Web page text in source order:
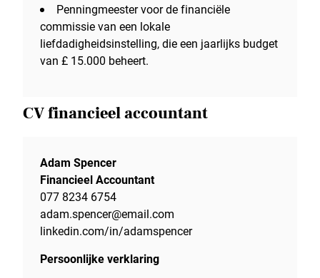
Penningmeester voor de financiële
commissie van een lokale
liefdadigheidsinstelling, die een jaarlijks budget
van £ 15.000 beheert.
CV financieel accountant
Adam Spencer
Financieel Accountant
077 8234 6754
adam.spencer@email.com
linkedin.com/in/adamspencer
Persoonlijke verklaring